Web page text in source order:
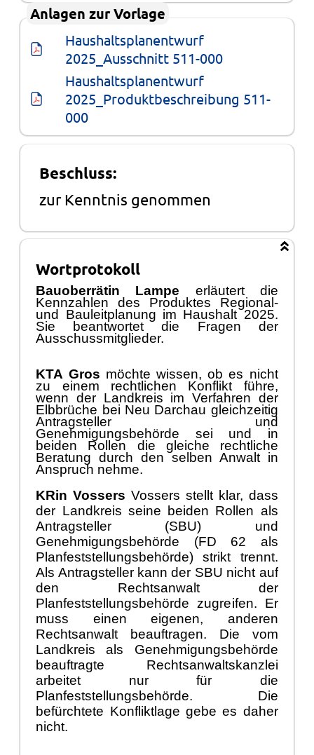
Anlagen zur Vorlage
Haushaltsplanentwurf
2025_Ausschnitt 511-000
Haushaltsplanentwurf
2025_Produktbeschreibung 511-
000
Beschluss:
zur Kenntnis genommen
Wortprotokoll
Bauoberrätin Lampe erläutert die
Kennzahlen des Produktes Regional-
und Bauleitplanung im Haushalt 2025.
Sie beantwortet die Fragen der
Ausschussmitglieder.
KTA Gros möchte wissen, ob es nicht
zu einem rechtlichen Konflikt führe,
wenn der Landkreis im Verfahren der
Elbbrüche bei Neu Darchau gleichzeitig
Antragsteller und
Genehmigungsbehörde sei und in
beiden Rollen die gleiche rechtliche
Beratung durch den selben Anwalt in
Anspruch nehme.
KRin Vossers Vossers stellt klar, dass
der Landkreis seine beiden Rollen als
Antragsteller (SBU) und
Genehmigungsbehörde (FD 62 als
Planfeststellungsbehörde) strikt trennt.
Als Antragsteller kann der SBU nicht auf
den Rechtsanwalt der
Planfeststellungsbehörde zugreifen. Er
muss einen eigenen, anderen
Rechtsanwalt beauftragen. Die vom
Landkreis als Genehmigungsbehörde
beauftragte Rechtsanwaltskanzlei
arbeitet nur für die
Planfeststellungsbehörde. Die
befürchtete Konfliktlage gebe es daher
nicht.